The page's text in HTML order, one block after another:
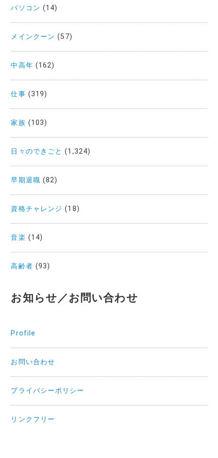
パソコン (14)
メインクーン (57)
中高年 (162)
仕事 (319)
家族 (103)
日々のできごと (1,324)
早期退職 (82)
資格チャレンジ (18)
音楽 (14)
高齢者 (93)
お知らせ／お問い合わせ
Profile
お問い合わせ
プライバシーポリシー
リンクフリー